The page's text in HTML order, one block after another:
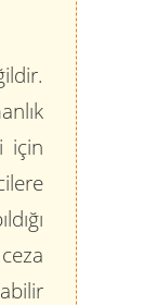
için